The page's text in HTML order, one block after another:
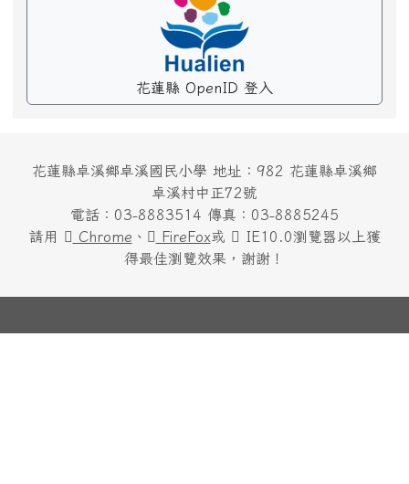
花蓮縣 OpenID 登入
花蓮縣卓溪鄉卓溪國民小學 地址：982 花蓮縣卓溪鄉
卓溪村中正72號
電話：03-8883514 傳真：03-8885245
請用
Chrome 、 FireFox或
IE10.0瀏覽器以上獲
得最佳瀏覽效果，謝謝！